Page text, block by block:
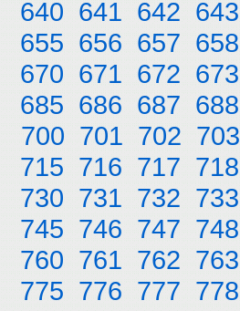
640 641 642 643
655 656 657 658
670 671 672 673
685 686 687 688
700 701 702 703
715 716 717 718
730 731 732 733
745 746 747 748
760 761 762 763
775 776 777 778